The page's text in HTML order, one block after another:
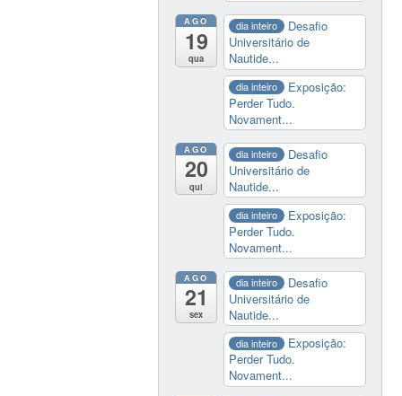
AGO
19
qua
dia inteiro
Desafio
Universitário de
Nautide...
dia inteiro
Exposição:
Perder Tudo.
Novament...
AGO
20
qui
dia inteiro
Desafio
Universitário de
Nautide...
dia inteiro
Exposição:
Perder Tudo.
Novament...
AGO
21
sex
dia inteiro
Desafio
Universitário de
Nautide...
dia inteiro
Exposição:
Perder Tudo.
Novament...